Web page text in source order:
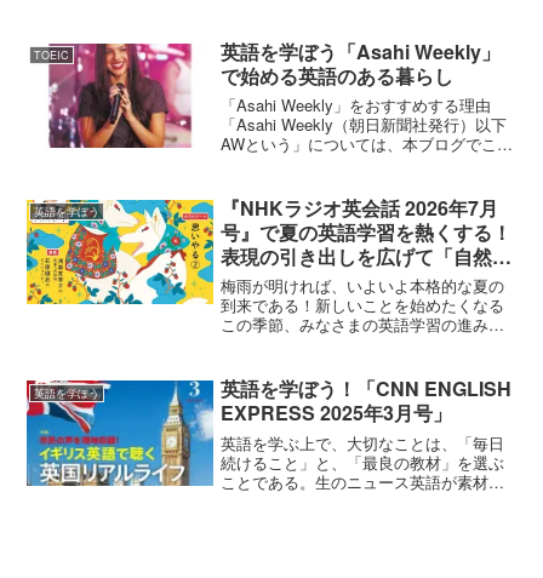
TOEIC
英語を学ぼう「Asahi Weekly」
で始める英語のある暮らし
「Asahi Weekly」をおすすめする理由
「Asahi Weekly（朝日新聞社発行）以下
AWという」については、本ブログでこれ
これから英語を学ぼうとされる方、英
語...
英語を学ぼう
『NHKラジオ英会話 2026年7月
号』で夏の英語学習を熱くする！
表現の引き出しを広げて「自然な
会話力」をマスター
梅雨が明ければ、いよいよ本格的な夏の
到来である！新しいことを始めたくなる
この季節、みなさまの英語学習の進み具
きたかも…」 「夏休みに向けて、もうワ
ンランク上の会話力を身...
英語を学ぼう
英語を学ぼう！「CNN ENGLISH
EXPRESS 2025年3月号」
英語を学ぶ上で、大切なことは、「毎日
続けること」と、「最良の教材」を選ぶ
ことである。生のニュース英語が素材な